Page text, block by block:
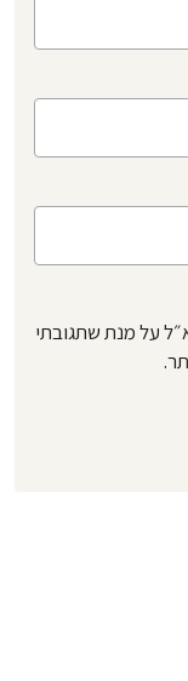
על מנת שתגובתי